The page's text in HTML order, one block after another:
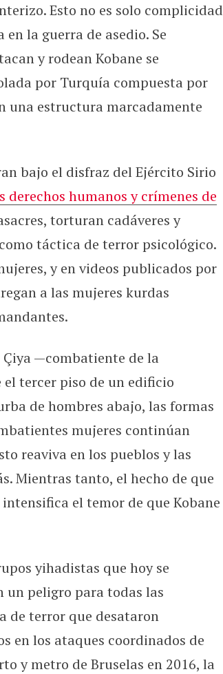
Esto no es solo complicidad
la guerra de asedio. Se
y rodean Kobane se
por Turquía compuesta por
una estructura marcadamente
bajo el disfraz del Ejército Sirio
derechos humanos y crímenes de
torturan cadáveres y
táctica de terror psicológico.
y en videos publicados por
a las mujeres kurdas
Çiya —combatiente de la
tercer piso de un edificio
de hombres abajo, las formas
mujeres continúan
reaviva en los pueblos y las
Mientras tanto, el hecho de que
el temor de que Kobane
yihadistas que hoy se
un peligro para todas las
de terror que desataron
en los ataques coordinados de
y metro de Bruselas en 2016, la